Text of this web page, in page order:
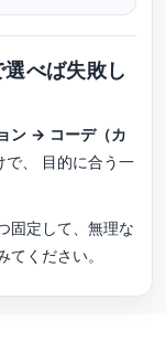
べば失敗し
ン → コーデ（カ
で、 目的に合う一
固定して、無理な
ください。